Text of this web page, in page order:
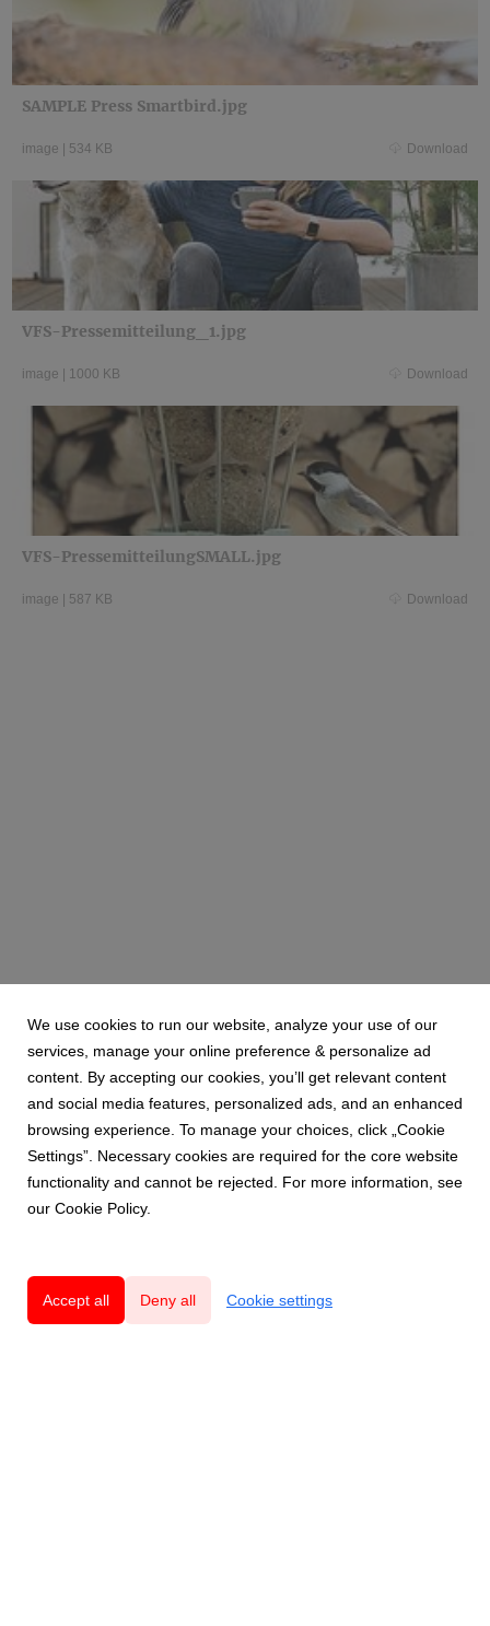
SAMPLE Press Smartbird.jpg
image 534 KB Download
VFS-Pressemitteilung_1.jpg
image 1000 KB Download
VFS-PressemitteilungSMALL.jpg
image 587 KB Download
We use cookies to run our website, analyze your use of our
services, manage your online preference & personalize ad
content. By accepting our cookies, you’ll get relevant content
and social media features, personalized ads, and an enhanced
browsing experience. To manage your choices, click „Cookie
Settings”. Necessary cookies are required for the core website
functionality and cannot be rejected. For more information, see
our Cookie Policy.
Accept all Deny all Cookie settings